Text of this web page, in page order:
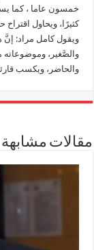
خمسون عاما ، كما
كثيرًا، ويحاول اقتراح
ويقول كامل مراد: إنَّ
والصَّغير، وموضوعاته
والحاضر، ويكسب
مقالات مشابهة